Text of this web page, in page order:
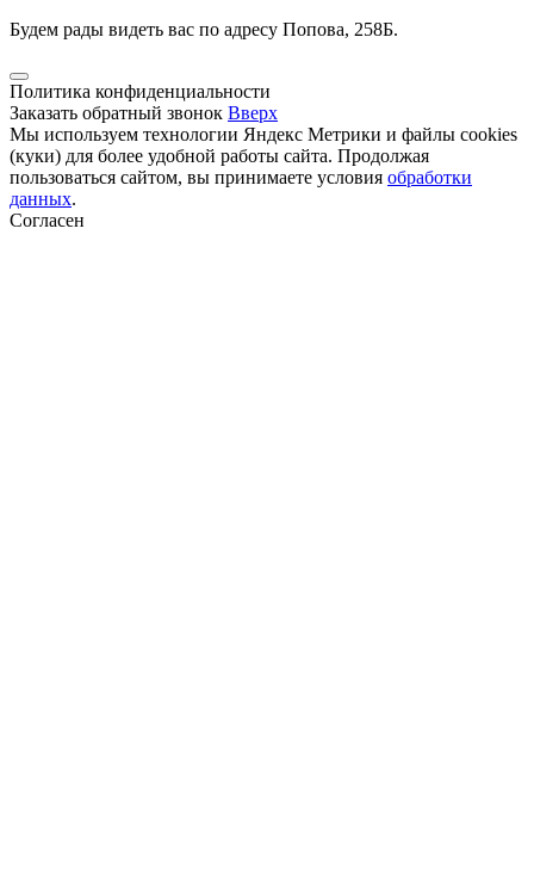
Будем рады видеть вас по адресу Попова, 258Б.
Политика конфиденциальности
Заказать обратный звонок Вверх
Мы используем технологии Яндекс Метрики и файлы cookies
(куки) для более удобной работы сайта. Продолжая
пользоваться сайтом, вы принимаете условия обработки
данных.
Согласен